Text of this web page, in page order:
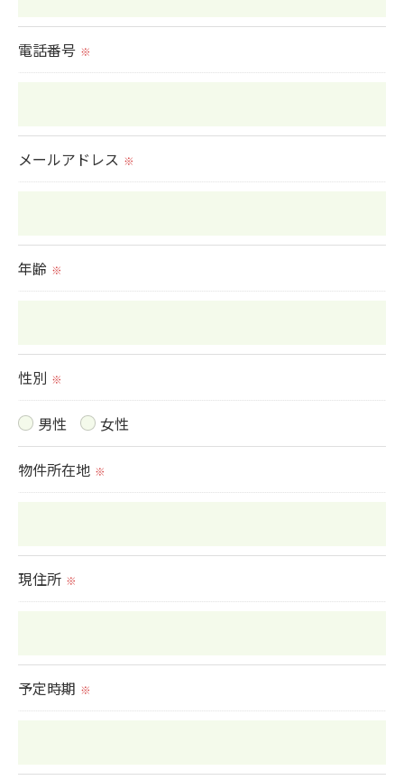
必要な情報を頂けない場合は、それに対応した当社
のサービスをご提供できない場合がございますので
＜個人情報の開示･訂正・削除･利用停止の手続につ
いて＞
ご本人である事を確認のうえ、対応させて頂きま
す。
電話番号 ※
メールアドレス ※
年齢 ※
性別 ※
男性 女性
物件所在地 ※
現住所 ※
予定時期 ※